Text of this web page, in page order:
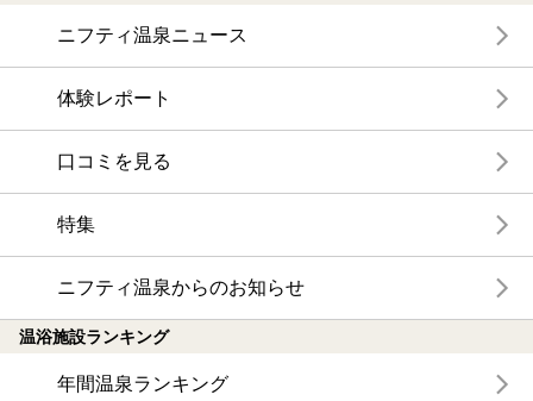
ニフティ温泉ニュース
体験レポート
口コミを見る
特集
ニフティ温泉からのお知らせ
温浴施設ランキング
年間温泉ランキング